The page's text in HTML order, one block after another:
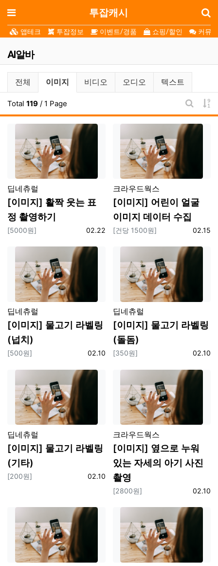
메뉴 투잡캐시
앱테크 투잡정보 이벤트/경품 쇼핑/할인 커뮤
AI알바
AI알바 분류 목록
전체 현재 분류
이미지 비디오 오디오 텍스트
Total 119 / 1 Page
게시판
플랫폼
딥네츄럴
[이미지] 활짝 웃는 표
정 촬영하기
등록일
02.22
보상
[5000원]
플랫폼
크라우드웍스
[이미지] 어린이 얼굴
이미지 데이터 수집
등록일
02.15
보상
[건당 1500원]
플랫폼
딥네츄럴
[이미지] 물고기 라벨링
(넙치)
등록일
02.10
보상
[500원]
플랫폼
딥네츄럴
[이미지] 물고기 라벨링
(돌돔)
등록일
02.10
보상
[350원]
플랫폼
딥네츄럴
[이미지] 물고기 라벨링
(기타)
등록일
02.10
보상
[200원]
플랫폼
크라우드웍스
[이미지] 옆으로 누워
있는 자세의 아기 사진
촬영
등록일
02.10
보상
[2800원]